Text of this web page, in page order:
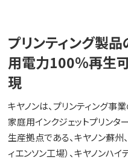
プリンティング製
用電力100％再生
現
キヤノンは、プリンティング事
家庭用インクジェットプリンタ
生産拠点である、キヤノン蘇州
ィエンソン工場）、キヤノンハイ